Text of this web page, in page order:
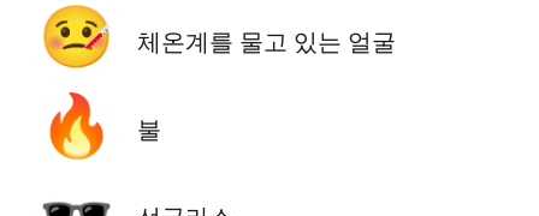
🤒 체온계를 물고 있는 얼굴
🔥 불